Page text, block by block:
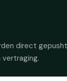
direct